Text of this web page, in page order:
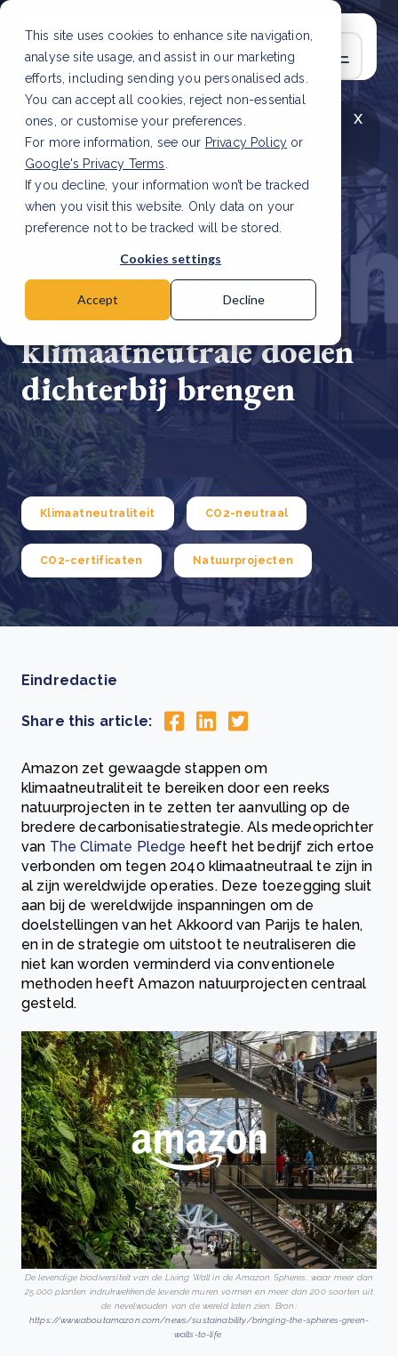
This site uses cookies to enhance site navigation,
analyse site usage, and assist in our marketing
efforts, including sending you personalised ads.
You can accept all cookies, reject non-essential
ones, or customise your preferences.
For more information, see our Privacy Policy or
Google's Privacy Terms
If you decline, your information won’t be tracked
when you visit this website. Only data on your
preference not to be tracked will be stored.
Cookies settings
Accept Decline
x
LAATSTE ARTIKEL
CSRD en uw positie als
leverancier: wat verandert er in 2026?Lees
artikel
Amazon: hoe
natuurprojecten
klimaatneutrale doelen
dichterbij brengen
Klimaatneutraliteit CO2-neutraal
CO2-certificaten Natuurprojecten
Eindredactie
Share this article:
Amazon zet gewaagde stappen om
klimaatneutraliteit te bereiken door een reeks
natuurprojecten in te zetten ter aanvulling op de
bredere decarbonisatiestrategie. Als medeoprichter
van The Climate Pledge heeft het bedrijf zich ertoe
verbonden om tegen 2040 klimaatneutraal te zijn in
al zijn wereldwijde operaties. Deze toezegging sluit
aan bij de wereldwijde inspanningen om de
doelstellingen van het Akkoord van Parijs te halen,
en in de strategie om uitstoot te neutraliseren die
niet kan worden verminderd via conventionele
methoden heeft Amazon natuurprojecten centraal
gesteld.
De levendige biodiversiteit van de Living Wall in de Amazon Spheres, waar meer dan
25.000 planten indrukwekkende levende muren vormen en meer dan 200 soorten uit
de nevelwouden van de wereld laten zien. Bron :
https://www.aboutamazon.com/news/sustainability/bringing-the-spheres-green-
walls-to-life